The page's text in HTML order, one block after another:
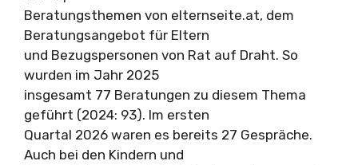
Beratungsthemen von elternseite.at, dem
Beratungsangebot für Eltern
und Bezugspersonen von Rat auf Draht. So
wurden im Jahr 2025
insgesamt 77 Beratungen zu diesem Thema
geführt (2024: 93). Im ersten
Quartal 2026 waren es bereits 27 Gespräche.
Auch bei den Kindern und